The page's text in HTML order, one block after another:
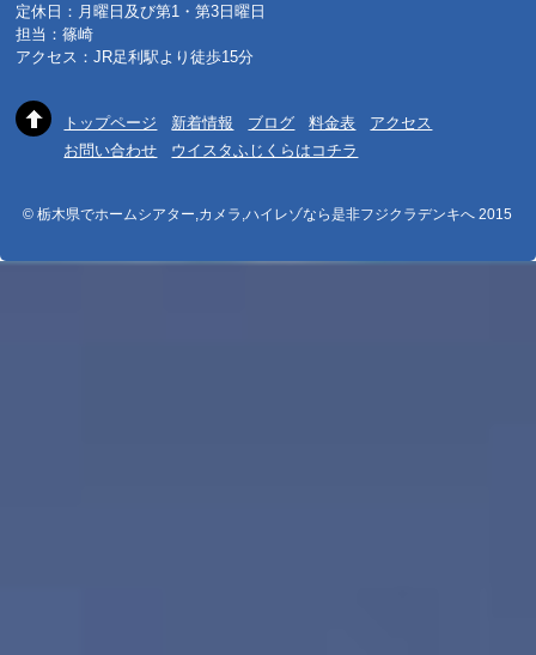
定休日：月曜日及び第1・第3日曜日
担当：篠崎
アクセス：JR足利駅より徒歩15分
トップページ 新着情報 ブログ 料金表
アクセス
お問い合わせ
ウイスタふじくらはコチラ
© 栃木県でホームシアター,カメラ,ハイレゾなら是非フジクラデンキへ 2015